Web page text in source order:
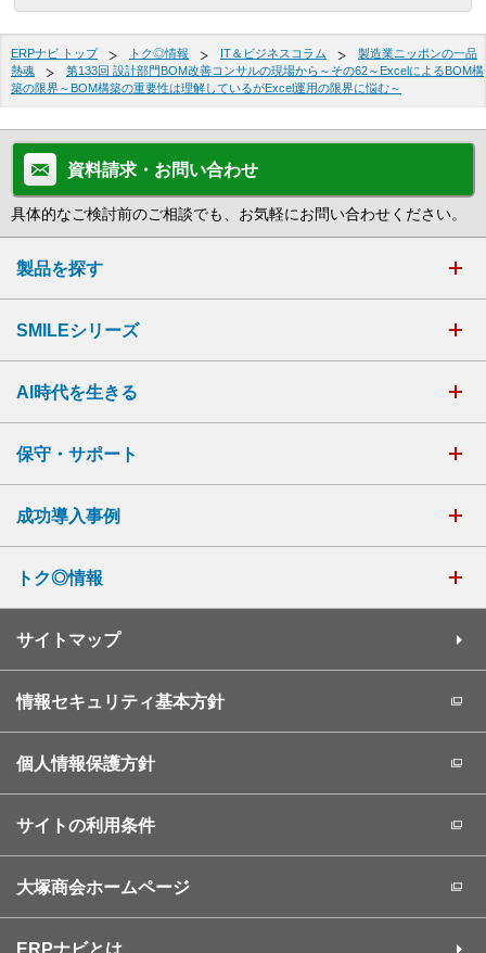
ERPナビ トップ トク◎情報 IT＆ビジネスコラム
製造業ニッポンの一品
熱魂
第133回 設計部門BOM改善コンサルの現場から～その62～ExcelによるBOM構
築の限界～BOM構築の重要性は理解しているがExcel運用の限界に悩む～
資料請求・お問い合わせ
具体的なご検討前のご相談でも、お気軽にお問い合わせください。
製品を探す
SMILEシリーズ
AI時代を生きる
保守・サポート
成功導入事例
トク◎情報
サイトマップ
情報セキュリティ基本方針
個人情報保護方針
サイトの利用条件
大塚商会ホームページ